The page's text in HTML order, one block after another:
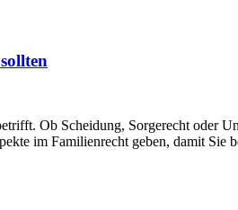
Ob Scheidung, Sorgerecht oder
im Familienrecht geben, damit Sie